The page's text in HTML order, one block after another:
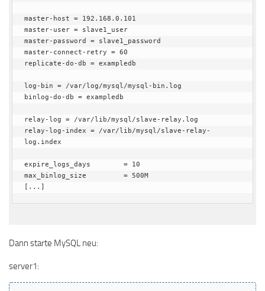
master-host = 192.168.0.101
master-user = slave1_user
master-password = slave1_password
master-connect-retry = 60
replicate-do-db = exampledb
log-bin = /var/log/mysql/mysql-bin.log
binlog-do-db = exampledb
relay-log = /var/lib/mysql/slave-relay.log
relay-log-index = /var/lib/mysql/slave-relay-
log.index
expire_logs_days        = 10
max_binlog_size         = 500M
[...]
Dann starte MySQL neu:
server1: